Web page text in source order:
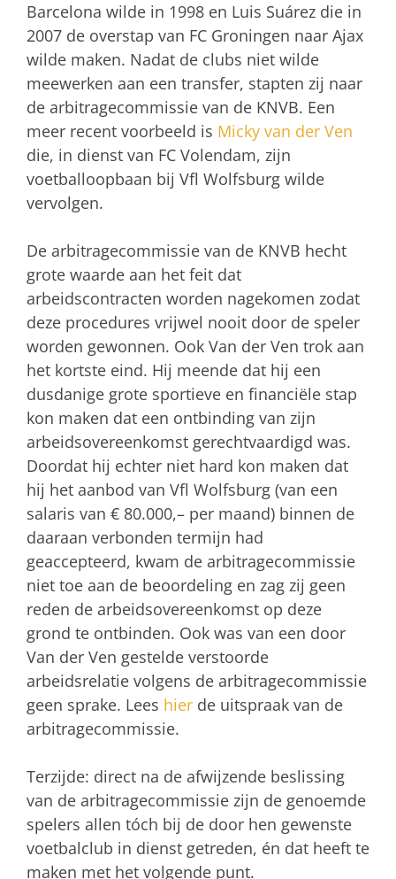
Barcelona wilde in 1998 en Luis Suárez die in
2007 de overstap van FC Groningen naar Ajax
wilde maken. Nadat de clubs niet wilde
meewerken aan een transfer, stapten zij naar
de arbitragecommissie van de KNVB. Een
meer recent voorbeeld is Micky van der Ven
die, in dienst van FC Volendam, zijn
voetballoopbaan bij Vfl Wolfsburg wilde
vervolgen.
De arbitragecommissie van de KNVB hecht
grote waarde aan het feit dat
arbeidscontracten worden nagekomen zodat
deze procedures vrijwel nooit door de speler
worden gewonnen. Ook Van der Ven trok aan
het kortste eind. Hij meende dat hij een
dusdanige grote sportieve en financiële stap
kon maken dat een ontbinding van zijn
arbeidsovereenkomst gerechtvaardigd was.
Doordat hij echter niet hard kon maken dat
hij het aanbod van Vfl Wolfsburg (van een
salaris van € 80.000,– per maand) binnen de
daaraan verbonden termijn had
geaccepteerd, kwam de arbitragecommissie
niet toe aan de beoordeling en zag zij geen
reden de arbeidsovereenkomst op deze
grond te ontbinden. Ook was van een door
Van der Ven gestelde verstoorde
arbeidsrelatie volgens de arbitragecommissie
geen sprake. Lees hier de uitspraak van de
arbitragecommissie.
Terzijde: direct na de afwijzende beslissing
van de arbitragecommissie zijn de genoemde
spelers allen tóch bij de door hen gewenste
voetbalclub in dienst getreden, én dat heeft te
maken met het volgende punt.